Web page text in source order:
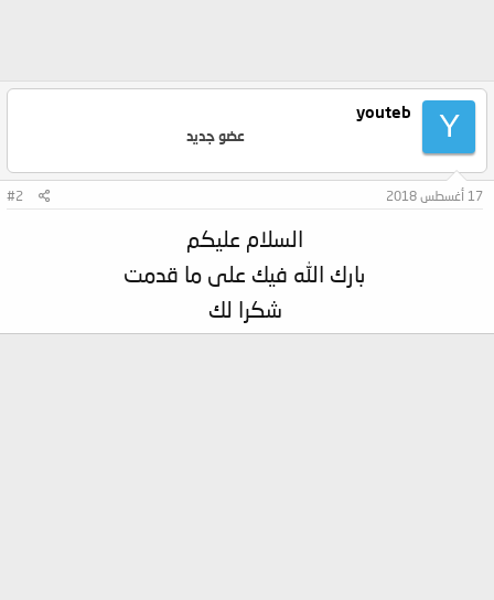
Y
youteb
عضو جديد
17 أغسطس 2018 #2
السلام عليكم
بارك الله فيك على ما قدمت
شكرا لك